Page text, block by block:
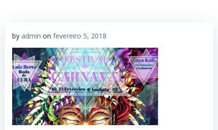
by admin on fevereiro 5, 2018